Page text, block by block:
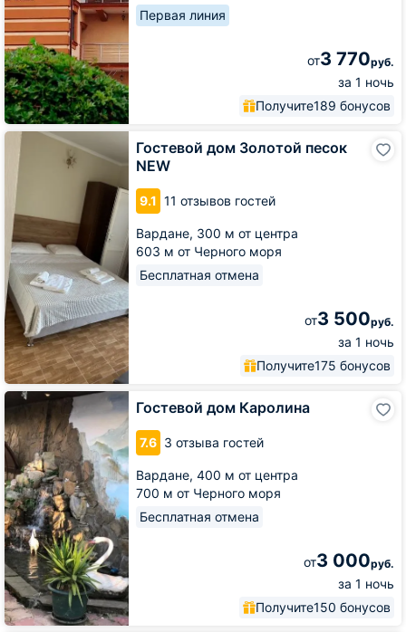
Первая линия
от3 770руб.
за 1 ночь
Получите189 бонусов
Гостевой дом Золотой песок
NEW
9.1 11 отзывов гостей
Вардане, 300 м от центра
603 м от Черного моря
Бесплатная отмена
от3 500руб.
за 1 ночь
Получите175 бонусов
Гостевой
дом
песок
NEW
Гостевой дом Каролина
7.6 3 отзыва гостей
Вардане, 400 м от центра
700 м от Черного моря
Бесплатная отмена
от3 000руб.
за 1 ночь
Получите150 бонусов
Гостевой
дом
Каролина